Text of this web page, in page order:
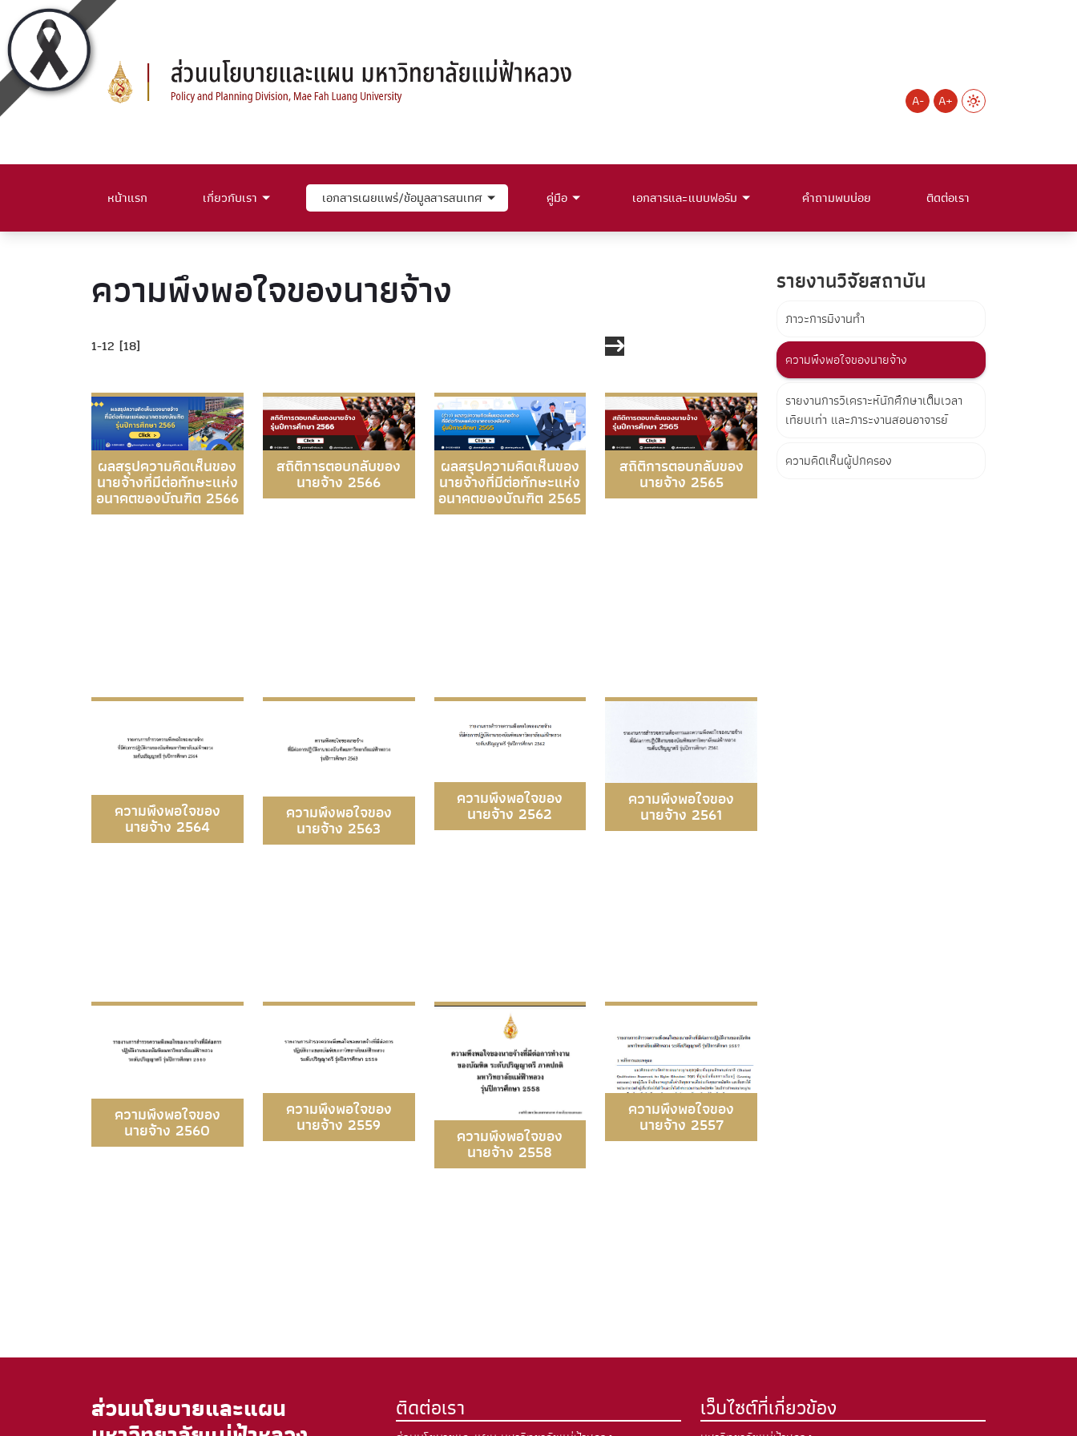
A- A+
หน้าแรก เกี่ยวกับเรา เอกสารเผยแพร่/ข้อมูลสารสนเทศ คู่มือ เอกสารและแบบฟอร์ม คำถามพบบ่อย ติดต่อเรา
ความพึงพอใจของนายจ้าง
1-12 [18]
ผลสรุปความคิดเห็นของ
นายจ้างที่มีต่อทักษะแห่ง
อนาคตของบัณฑิต 2566
สถิติการตอบกลับของ
นายจ้าง 2566
ผลสรุปความคิดเห็นของ
นายจ้างที่มีต่อทักษะแห่ง
อนาคตของบัณฑิต 2565
สถิติการตอบกลับของ
นายจ้าง 2565
ความพึงพอใจของ
นายจ้าง 2564
ความพึงพอใจของ
นายจ้าง 2563
ความพึงพอใจของ
นายจ้าง 2562
ความพึงพอใจของ
นายจ้าง 2561
ความพึงพอใจของ
นายจ้าง 2560
ความพึงพอใจของ
นายจ้าง 2559 ความพึงพอใจของ
นายจ้าง 2558
ความพึงพอใจของ
นายจ้าง 2557
รายงานวิจัยสถาบัน
ภาวะการมีงานทำ
ความพึงพอใจของนายจ้าง
รายงานการวิเคราะห์นักศึกษาเต็มเวลา
เทียบเท่า และภาระงานสอนอาจารย์
ความคิดเห็นผู้ปกครอง
ส่วนนโยบายและแผน ติดต่อเรา เว็บไซต์ที่เกี่ยวข้อง